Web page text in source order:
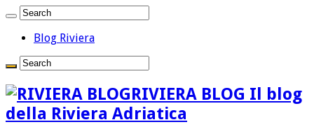
Blog Riviera
RIVIERA BLOG Il blog
della Riviera Adriatica